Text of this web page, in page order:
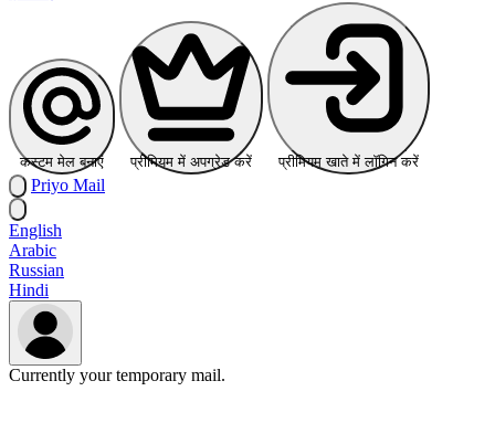
कस्टम मेल बनाएं प्रीमियम में अपग्रेड करें प्रीमियम खाते में लॉगिन करें
Priyo Mail
English
Arabic
Russian
Hindi
Currently your temporary mail.